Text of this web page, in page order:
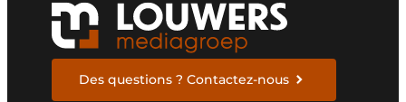
Des questions ? Contactez-nous